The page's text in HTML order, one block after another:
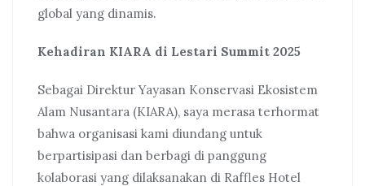
global yang dinamis.
Kehadiran KIARA di Lestari Summit 2025
Sebagai Direktur Yayasan Konservasi Ekosistem
Alam Nusantara (KIARA), saya merasa terhormat
bahwa organisasi kami diundang untuk
berpartisipasi dan berbagi di panggung
kolaborasi yang dilaksanakan di Raffles Hotel